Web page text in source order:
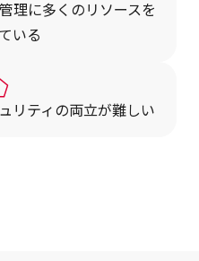
理に多くのリソースを
いる
リティの両立が難しい